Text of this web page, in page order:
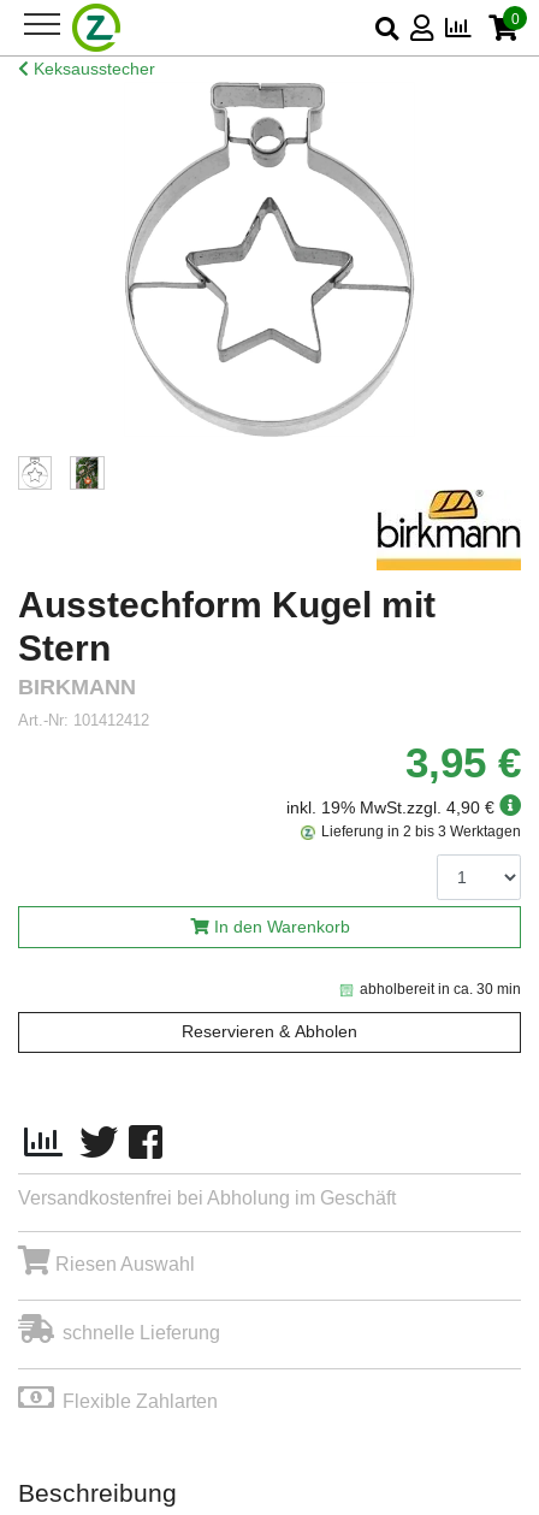
0
Keksausstecher
Ausstechform Kugel mit
Stern
BIRKMANN
Art.-Nr: 101412412
3,95 €
inkl. 19% MwSt.zzgl. 4,90 €
abholbereit in ca. 30 min
Reservieren & Abholen
Lieferung in 2 bis 3 Werktagen
In den Warenkorb
Versandkostenfrei bei Abholung im Geschäft
Riesen Auswahl
schnelle Lieferung
Flexible Zahlarten
Beschreibung